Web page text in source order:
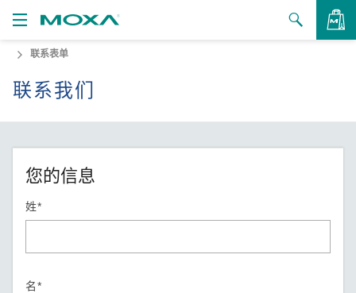
品
决方案
何购买
于我们
作伙伴专区
联系表单
联系我们
您的信息
姓*
名*
查看询价